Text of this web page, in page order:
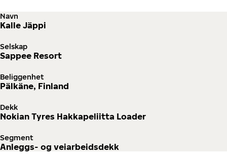
Navn
Kalle Jäppi
Selskap
Sappee Resort
Beliggenhet
Pälkäne, Finland
Dekk
Nokian Tyres Hakkapeliitta Loader
Segment
Anleggs- og veiarbeidsdekk